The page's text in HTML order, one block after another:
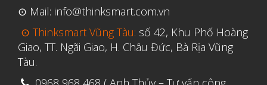
Mô phỏng
Ứng dụng
⊙ Mail: info@thinksmart.com.vn
⊙ Thinksmart Vũng Tàu: số 42, Khu Phố Hoàng
Giao, TT. Ngãi Giao, H. Châu Đức, Bà Rịa Vũng
Tàu.